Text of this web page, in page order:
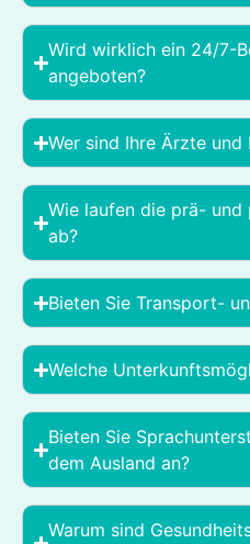
Wird wirklich ein 24/7-
angeboten?
Wer sind Ihre Ärzte und
Wie laufen die prä-
ab?
Bieten Sie Transport-
Welche
Bieten Sie
dem Ausland an?
Warum sind